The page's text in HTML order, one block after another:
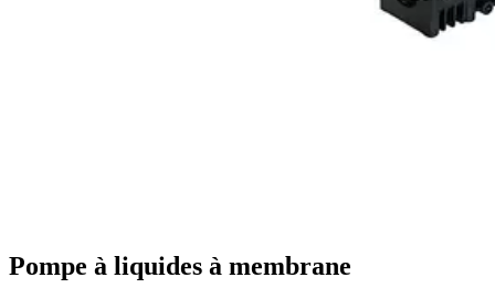
Pompe à liquides à membrane